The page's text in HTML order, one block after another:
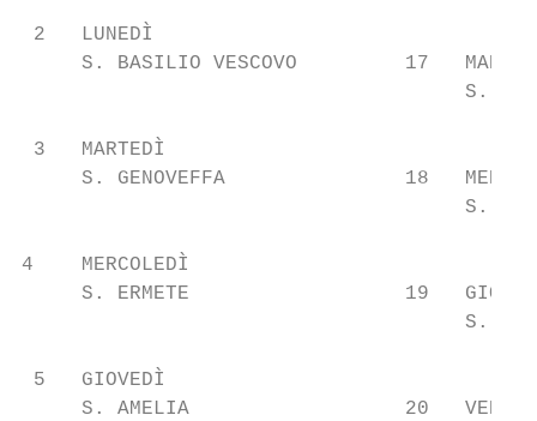
2   LUNEDÌ
S. BASILIO VESCOVO         17
S.
3   MARTEDÌ
S. GENOVEFFA               18
S.
4    MERCOLEDÌ
S. ERMETE                  19
S.
5   GIOVEDÌ
S. AMELIA                  20